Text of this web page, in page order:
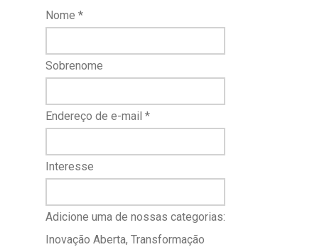
Nome *
Sobrenome
Endereço de e-mail *
Interesse
Adicione uma de nossas categorias:
Inovação Aberta, Transformação